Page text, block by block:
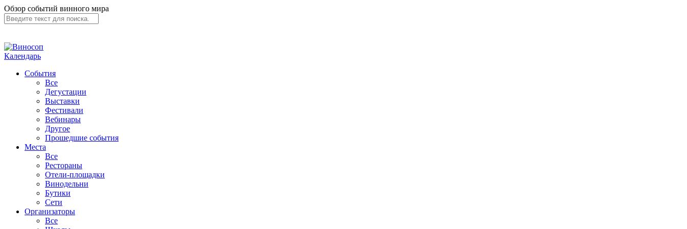
Обзор событий винного мира
Календарь
События
Все
Дегустации
Выставки
Фестивали
Вебинары
Другое
Прошедшие события
Места
Все
Рестораны
Отели-площадки
Винодельни
Бутики
Сети
Организаторы
Все